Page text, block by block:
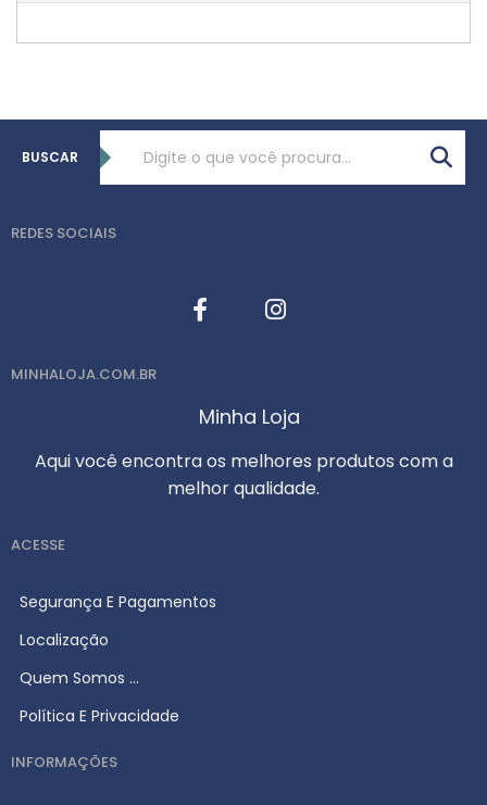
BUSCAR
REDES SOCIAIS
MINHALOJA.COM.BR
Minha Loja
Aqui você encontra os melhores produtos com a
melhor qualidade.
ACESSE
Segurança E Pagamentos
Localização
Quem Somos ...
Política E Privacidade
INFORMAÇÕES